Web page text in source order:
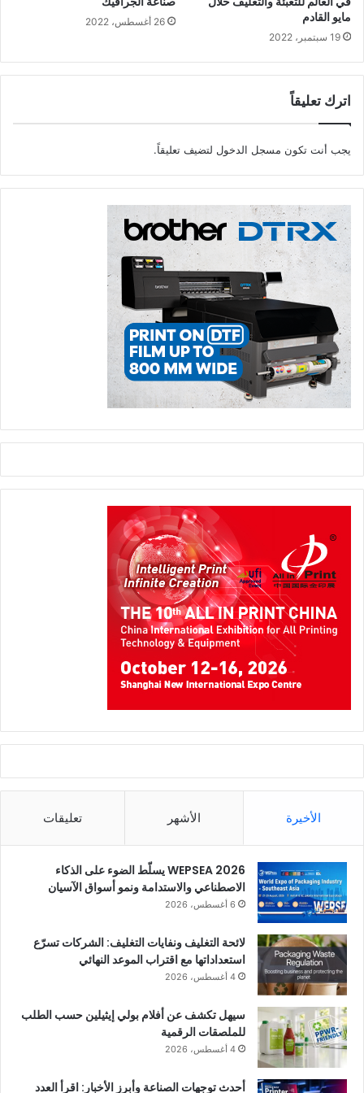
كبيرة للطابعات في إنتاج الكتيبات أو اللوحات.
تعمل ماكينة الطباعة إيريديس على رفع مستوى المقاييس
والمواصفات في عالم الصور والطباعة الرقمية، وذلك من خلال
إمكانات مدمجة عالية القيمة متاحة بها، حيث تتيح للعملاء الجمع بين
الصور المذهلة والخيارات المتعددة بهدف التبديل بين أربعة ألوان
مميزة، ألا وهي الذهبي والفضي والشفاف والأبيض، ذلك إلى جانب
1.2 متر.
درجة عالية من الاستدامة:
منحت الرابطة الدولية لإزالة الأحبار ماكينة الطباعة زيروكس
وبشكل خاص للطابعات للطابعات التي تهتم بالاستدامة والتي لا تريد
أن تهدر كمية كبيرة من إنتاجها اليومي في مكب النفايات.
الضرب على الوتر الصحيح في المملكة العربية السعودية:
لقد حققت ماكينة الطباعة إيريديس نجاحًا كبيرًا على المستوى
العالمي ولكن في المملكة العربية السعودية، فإن ماكينة زيروكس
الجديدة تضرب على الوتر الصحيح بالنسبة الطابعات التي ترغب في
تقديم شيء إضافي لعملائها. وكانت مطبعة خليج أفان أول عضو
ينضم إلى نادي إيريديس في المملكة العربية السعودية. كما تفتخر
المطبعة الرقمية التي تتخذ من الدمام مقراً لها بوجود بعض من أفضل
العقول الموجودة في سوق الامتياز، بالإضافة إلى أصحاب الامتياز
Mr. Abdulla Al Moallam –
مايو القادم
19 سبتمبر، 2022
26 أغسطس، 2022
اترك تعليقاً
يجب أنت تكون مسجل الدخول لتضيف تعليقاً.
الأخيرة الأشهر تعليقات
WEPSEA 2026 يسلّط الضوء على الذكاء
الاصطناعي والاستدامة ونمو أسواق الآسيان
6 أغسطس، 2026
لائحة التغليف ونفايات التغليف: الشركات تسرّع
استعداداتها مع اقتراب الموعد النهائي
4 أغسطس، 2026
سيهل تكشف عن أفلام بولي إيثيلين حسب الطلب
للملصقات الرقمية
4 أغسطس، 2026
أحدث توجهات الصناعة وأبرز الأخبار: اقرأ العدد